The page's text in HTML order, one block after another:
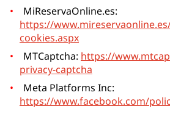
MiReservaOnline.es:
https://
cookies.aspx
MTCaptcha: https://
privacy-captcha
Meta Platforms Inc:
https://www.facebook.com/